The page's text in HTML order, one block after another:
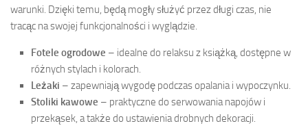
warunki. Dzięki temu, będą mogły służyć przez długi czas, nie
tracąc na swojej funkcjonalności i wyglądzie.
Fotele ogrodowe – idealne do relaksu z książką, dostępne w
różnych stylach i kolorach.
Leżaki – zapewniają wygodę podczas opalania i wypoczynku.
Stoliki kawowe – praktyczne do serwowania napojów i
przekąsek, a także do ustawienia drobnych dekoracji.